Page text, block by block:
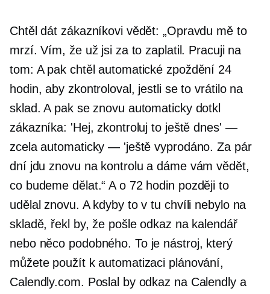
Chtěl dát zákazníkovi vědět: „Opravdu mě to
mrzí. Vím, že už jsi za to zaplatil. Pracuji na
tom: A pak chtěl automatické zpoždění 24
hodin, aby zkontroloval, jestli se to vrátilo na
sklad. A pak se znovu automaticky dotkl
zákazníka: 'Hej, zkontroluj to ještě dnes' —
zcela automaticky — 'ještě vyprodáno. Za pár
dní jdu znovu na kontrolu a dáme vám vědět,
co budeme dělat.“ A o 72 hodin později to
udělal znovu. A kdyby to v tu chvíli nebylo na
skladě, řekl by, že pošle odkaz na kalendář
nebo něco podobného. To je nástroj, který
můžete použít k automatizaci plánování,
Calendly.com. Poslal by odkaz na Calendly a